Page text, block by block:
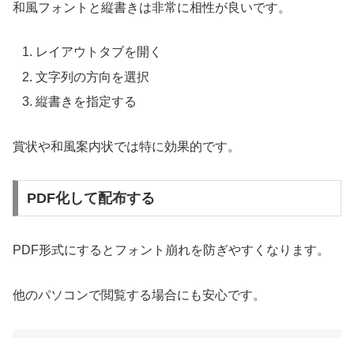
和風フォントと縦書きは非常に相性が良いです。
レイアウトタブを開く
文字列の方向を選択
縦書きを指定する
賞状や和風案内状では特に効果的です。
PDF化して配布する
PDF形式にするとフォント崩れを防ぎやすくなります。
他のパソコンで閲覧する場合にも安心です。